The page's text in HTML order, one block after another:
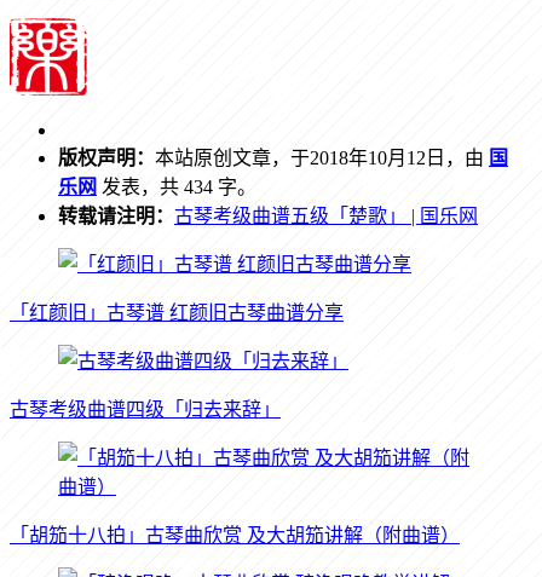
版权声明： 本站原创文章，于2018年10月12日，由 国
乐网 发表，共 434 字。
转载请注明： 古琴考级曲谱五级「楚歌」 | 国乐网
「红颜旧」古琴谱 红颜旧古琴曲谱分享
古琴考级曲谱四级「归去来辞」
「胡笳十八拍」古琴曲欣赏 及大胡笳讲解（附曲谱）